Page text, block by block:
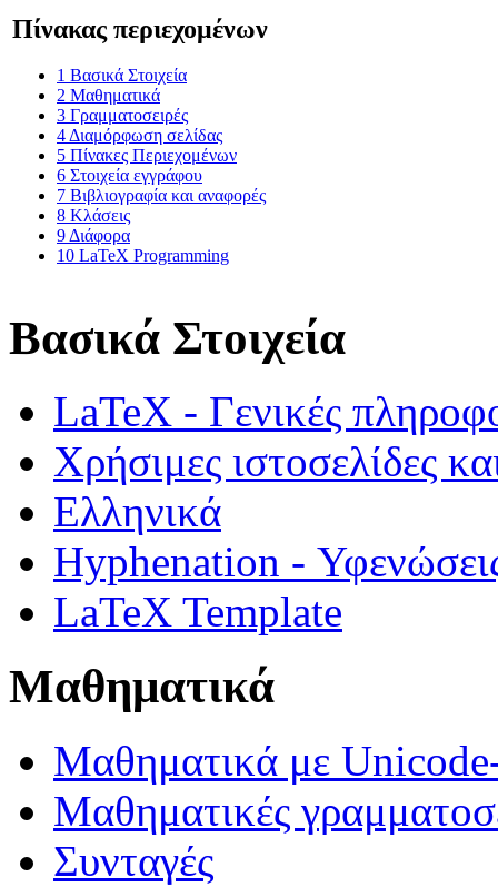
Πίνακας περιεχομένων
1 Βασικά Στοιχεία
2 Μαθηματικά
3 Γραμματοσειρές
4Διαμόρφωση σελίδας
5 Πίνακες Περιεχομένων
6 Στοιχεία εγγράφου
7 Βιβλιογραφία και αναφορές
8 Κλάσεις
9Διάφορα
10 LaTeX Programming
Βασικά Στοιχεία
LaTeX - Γενικές
Χρήσιμες ιστοσελίδες
Ελληνικά
Hyphenation -
LaTeX Template
Μαθηματικά
Μαθηματικά με
Μαθηματικές
Συνταγές